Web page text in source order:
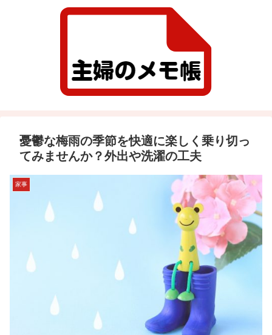
憂鬱な梅雨の季節を快適に楽しく乗り切っ
てみませんか？外出や洗濯の工夫
家事